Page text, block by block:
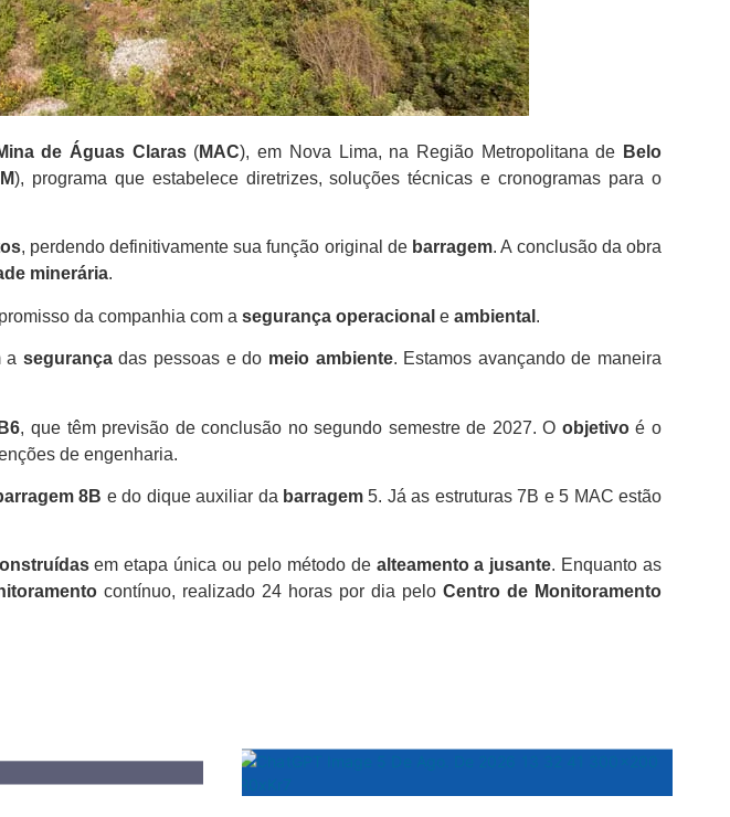
de Águas Claras(MAC), em Nova Lima, na Região Metropolitana de Belo
), programa que estabelece diretrizes, soluções técnicas e cronogramas para o
, perdendo definitivamente sua função original de barragem. A conclusão da obra
minerária.
da companhia com a segurança operacional e ambiental .
a segurançadas pessoas e do meio ambiente. Estamos avançando de maneira
, que têm previsão de conclusão no segundo semestre de 2027. O objetivoé o
de engenharia.
8B e do dique auxiliar da barragem 5. Já as estruturas 7B e 5 MAC estão
em etapa única ou pelo método de alteamento a jusante. Enquanto as
contínuo, realizado 24 horas por dia peloCentro de Monitoramento